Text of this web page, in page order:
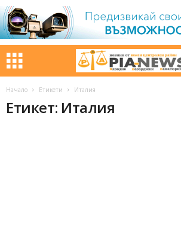
Начало Етикети Италия
Етикет: Италия